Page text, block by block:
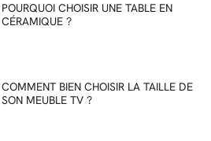
POURQUOI CHOISIR UNE TABLE EN
CÉRAMIQUE ?
COMMENT BIEN CHOISIR LA TAILLE DE
SON MEUBLE TV ?